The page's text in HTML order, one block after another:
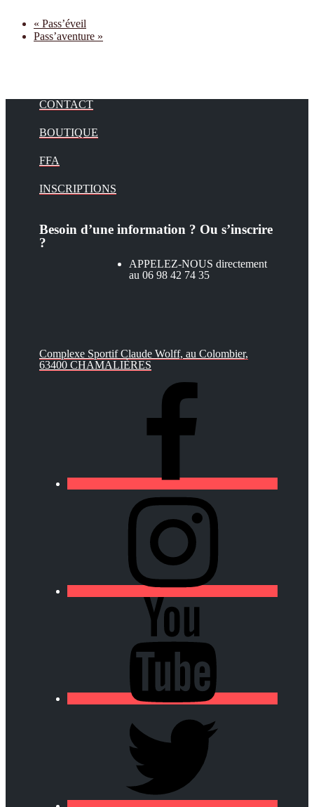
« Pass’éveil
Pass’aventure »
CONTACT
BOUTIQUE
FFA
INSCRIPTIONS
Besoin d’une information ? Ou s’inscrire
?
APPELEZ-NOUS directement
au 06 98 42 74 35
Complexe Sportif Claude Wolff, au Colombier,
63400 CHAMALIÈRES
chamalieres.fr/wp-
content/uploads/2020/03/
chamalieres.fr/wp-